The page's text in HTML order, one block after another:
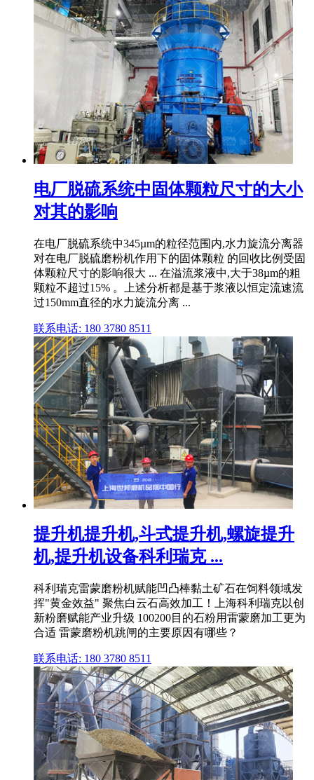
电厂脱硫系统中固体颗粒尺寸的大小
对其的影响
在电厂脱硫系统中345µm的粒径范围内,水力旋流分离器
对在电厂脱硫磨粉机作用下的固体颗粒 的回收比例受固
体颗粒尺寸的影响很大 ... 在溢流浆液中,大于38µm的粗
颗粒不超过15% 。上述分析都是基于浆液以恒定流速流
过150mm直径的水力旋流分离 ...
联系电话: 180 3780 8511
提升机提升机,斗式提升机,螺旋提升
机,提升机设备科利瑞克 ...
科利瑞克雷蒙磨粉机赋能凹凸棒黏土矿石在饲料领域发
挥"黄金效益" 聚焦白云石高效加工！上海科利瑞克以创
新粉磨赋能产业升级 100200目的石粉用雷蒙磨加工更为
合适 雷蒙磨粉机跳闸的主要原因有哪些？
联系电话: 180 3780 8511